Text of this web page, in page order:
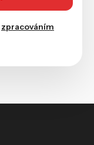
zpracováním